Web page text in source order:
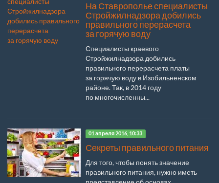
На Ставрополье специалисты
Стройжилнадзора добились
правильного перерасчета
за горячую воду
Специалисты краевого
Стройжилнадзора добились
правильного перерасчета платы
за горячую воду в Изобильненском
районе. Так, в 2014 году
по многочисленны...
01 апреля 2016, 10:33
Секреты правильного питания
Для того, чтобы понять значение
правильного питания, нужно иметь